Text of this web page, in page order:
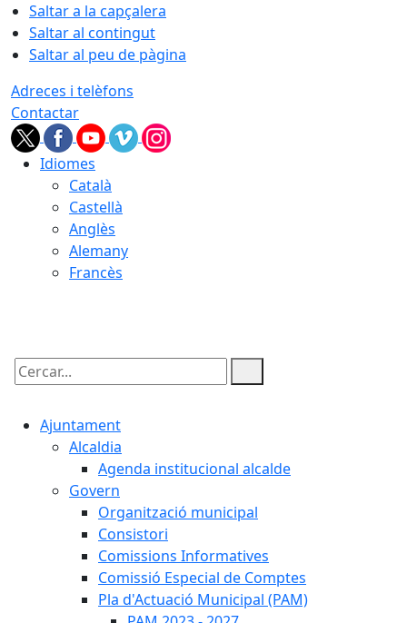
Saltar a la capçalera
Saltar al contingut
Saltar al peu de pàgina
Adreces i telèfons
Contactar
Idiomes
Català
Castellà
Anglès
Alemany
Francès
Cercar:
Ajuntament
Alcaldia
Agenda institucional alcalde
Govern
Organització municipal
Consistori
Comissions Informatives
Comissió Especial de Comptes
Pla d'Actuació Municipal (PAM)